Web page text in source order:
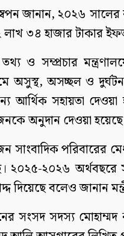
জানান, ২০২৬
৩৪ হাজার টাকার
ও সম্প্রচার
অসুস্থ, অসচ্ছল ও
আর্থিক সহায়তা দেওয়া
অনুদান দেওয়া
সাংবাদিক পরিবারের
২০২৫-২০২৬
দিয়েছে বলেও জানান
সংসদ সদস্য